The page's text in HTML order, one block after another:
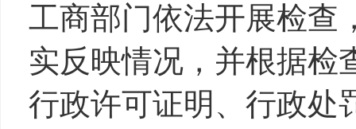
工商部门依法开展检查
实反映情况，并根据检
行政许可证明、行政处